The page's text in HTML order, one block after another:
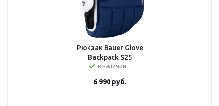
Рюкзак Bauer Glove
Backpack S25
в наличии
6 990руб.